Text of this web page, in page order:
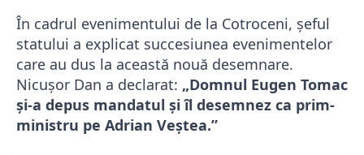
În cadrul evenimentului de la Cotroceni, șeful
statului a explicat succesiunea evenimentelor
care au dus la această nouă desemnare.
Nicușor Dan a declarat: „Domnul Eugen Tomac
și-a depus mandatul și îl desemnez ca prim-
ministru pe Adrian Veștea.”